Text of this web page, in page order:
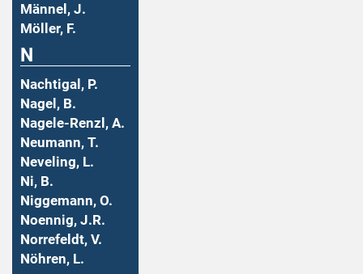
Männel, J.
Möller, F.
N
Nachtigal, P.
Nagel, B.
Nagele-Renzl, A.
Neumann, T.
Neveling, L.
Ni, B.
Niggemann, O.
Noennig, J.R.
Norrefeldt, V.
Nöhren, L.